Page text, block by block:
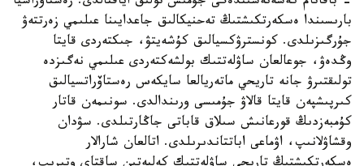
بارىسىندا ەسكەرتكىشتىڭ تەحنيكالىق جاعدايىنا عىلىمي زەرتتەۋ
جۇرگىزىلدى. كونسترۋكسيالىق كۇشەيتۋ، جىكتەردى قايتا
وڭدەۋ، جوعالعان ساۋلەتتىك بولشەكتەردى عىلىمي نەگىزدە
تولىقتىرۋ جانە تاريحي ماتەريالعا سايكەس رەستاۆراتسيالىق
كىرپىشپەن قايتا قالاۋ جۇمىسى ورىندالدى. سونىمەن قاتار
كۇمبەزدىڭ قورعانىش سىلاق قاباتى جاڭارتىلدى. سۋدان
وقشاۋلانىپ، اۋماعى اباتتاندىرىلدى. اتالعان شارالار